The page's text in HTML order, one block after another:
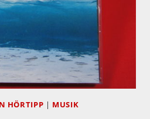
HÖRTIPP | MUSIK